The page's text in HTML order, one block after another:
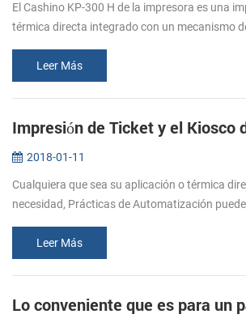
El Cashino KP-300 H de la impresora es una
térmica directa integrado con un mecanismo
300 H ca...
Leer Más
2018-01-11
Cualquiera que sea su aplicación o térmica
necesidad, Prácticas de Automatización
específ...Leer Más